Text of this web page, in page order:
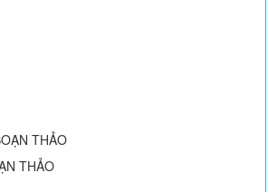
THẢO
THẢO